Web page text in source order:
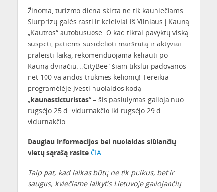
Žinoma, turizmo diena skirta ne tik kauniečiams.
Siurprizų galės rasti ir keleiviai iš Vilniaus į Kauną
„Kautros“ autobusuose. O kad tikrai pavyktų viską
suspėti, patiems susidėlioti maršrutą ir aktyviai
praleisti laiką, rekomenduojama keliauti po
Kauną dviračiu. „CityBee“ šiam tikslui padovanos
net 100 valandos trukmės kelionių! Tereikia
programėlėje įvesti nuolaidos kodą
„kaunasticturistas“ – šis pasiūlymas galioja nuo
rugsėjo 25 d. vidurnakčio iki rugsėjo 29 d.
vidurnakčio.
Daugiau informacijos bei nuolaidas siūlančių
vietų sąrašą rasite ČIA.
Taip pat, kad laikas būtų ne tik puikus, bet ir
saugus, kviečiame laikytis Lietuvoje galiojančių